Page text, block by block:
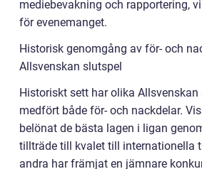
mediebevakning och rapportering,
för evenemanget.
Historisk genomgång av för- och
Allsvenskan slutspel
Historiskt sett har olika
medfört både för- och nackdelar.
belönat de bästa lagen i ligan
tillträde till kvalet till internationella
andra har främjat en jämnare